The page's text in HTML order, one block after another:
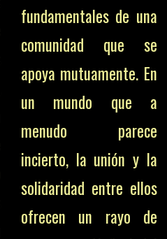
fundamentales de una
comunidad que se
apoya mutuamente. En
un mundo que a
menudo parece
incierto, la unión y la
solidaridad entre ellos
ofrecen un rayo de